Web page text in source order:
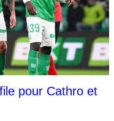
pour Cathro et